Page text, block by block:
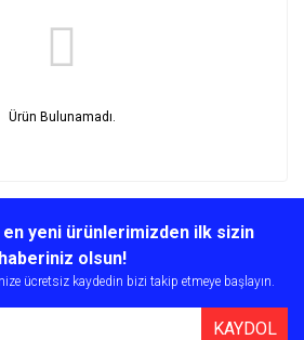
Ürün Bulunamadı.
en yeni ürünlerimizden ilk sizin
haberiniz olsun!
ücretsiz kaydedin bizi takip etmeye başlayın.
KAYDOL